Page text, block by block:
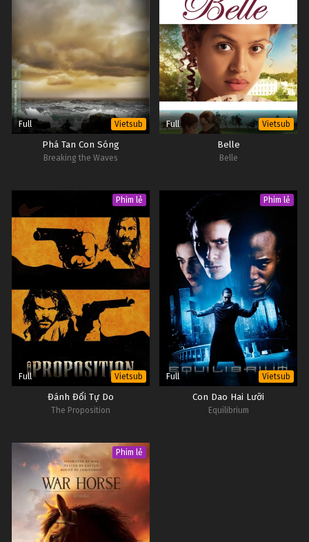
Full Vietsub
Phá Tan Con Sóng
Breaking the Waves
Full Vietsub
Belle
Belle
Phim lẻ
Full Vietsub
Đánh Đổi Tự Do
The Proposition
Phim lẻ
Full Vietsub
Con Dao Hai Lưỡi
Equilibrium
Phim lẻ